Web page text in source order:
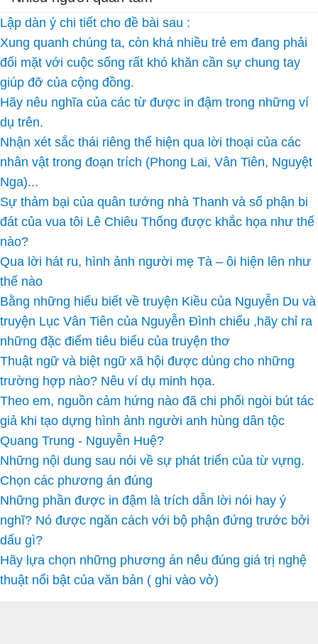
Lập dàn ý chi tiết cho đề bài sau :
Xung quanh chúng ta, còn khá nhiều trẻ em đang phải
đối mặt với cuộc sống rất khó khăn cần sự chung tay
giúp đỡ của cộng đồng.
Hãy nêu nghĩa của các từ được in đậm trong những ví
dụ trên.
Nhận xét sắc thái riêng thể hiện qua lời thoại của các
nhân vật trong đoạn trích (Phong Lai, Vân Tiên, Nguyệt
Nga)...
Sự thảm bại của quân tướng nhà Thanh và số phận bi
đát của vua tôi Lê Chiêu Thống được khắc họa như thế
nào?
Qua lời hát ru, hình ảnh người mẹ Tà – ôi hiện lên như
thế nào
Bằng những hiểu biết về truyện Kiều của Nguyễn Du và
truyện Lục Vân Tiên của Nguyễn Đình chiểu ,hãy chỉ ra
những đặc điểm tiêu biểu của truyện thơ
Thuật ngữ và biệt ngữ xã hội được dùng cho những
trường hợp nào? Nêu ví dụ minh họa.
Theo em, nguồn cảm hứng nào đã chi phối ngòi bút tác
giả khi tạo dựng hình ảnh người anh hùng dân tộc
Quang Trung - Nguyễn Huệ?
Những nội dung sau nói về sự phát triển của từ vựng.
Chọn các phương án đúng
Những phần được in đậm là trích dẫn lời nói hay ý
nghĩ? Nó được ngăn cách với bộ phận đứng trước bởi
dấu gì?
Hãy lựa chọn những phương án nêu đúng giá trị nghệ
thuật nổi bật của văn bản ( ghi vào vở)